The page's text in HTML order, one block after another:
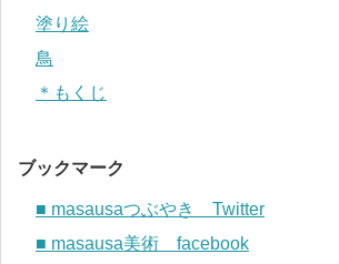
塗り絵
鳥
＊もくじ
ブックマーク
■ masausaつぶやき Twitter
■ masausa美術 facebook